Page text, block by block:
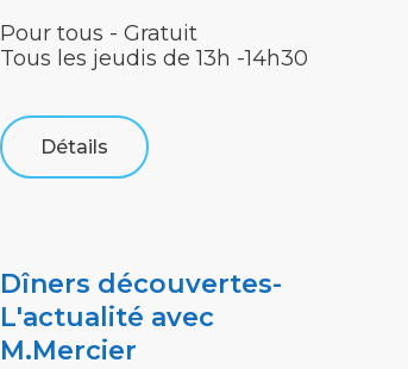
Tous les jeudis de 13h -14h30
Pour tous - Gratuit
Détails
Dîners découvertes-
L'actualité avec
M.Mercier